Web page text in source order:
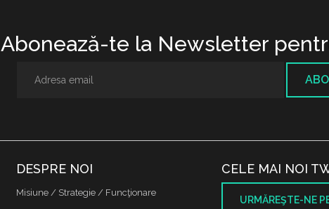
Abonează-te la Newsletter
DESPRE NOI
Misiune / Strategie / Funcţionare
CELE MAI NOI
URMĂREŞTE-NE